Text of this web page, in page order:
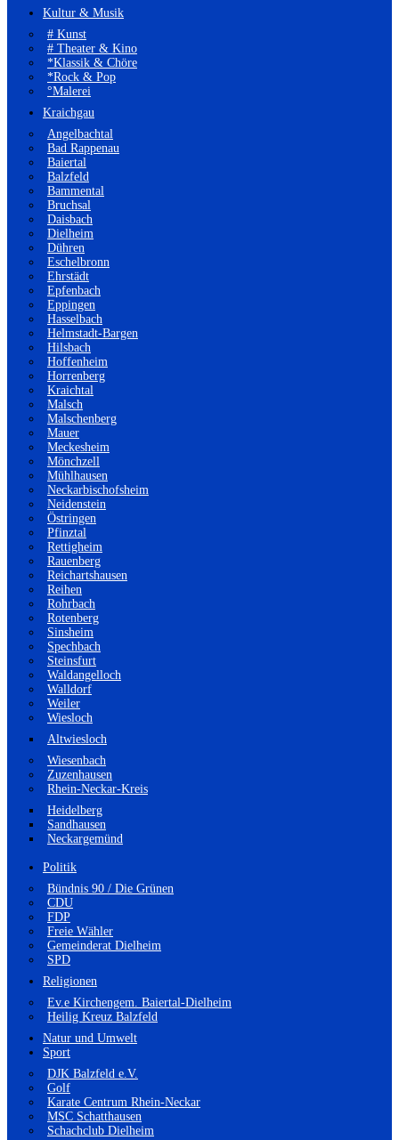
Kultur & Musik
# Kunst
# Theater & Kino
*Klassik & Chöre
*Rock & Pop
°Malerei
Kraichgau
Angelbachtal
Bad Rappenau
Baiertal
Balzfeld
Bammental
Bruchsal
Daisbach
Dielheim
Dühren
Eschelbronn
Ehrstädt
Epfenbach
Eppingen
Hasselbach
Helmstadt-Bargen
Hilsbach
Hoffenheim
Horrenberg
Kraichtal
Malsch
Malschenberg
Mauer
Meckesheim
Mönchzell
Mühlhausen
Neckarbischofsheim
Neidenstein
Östringen
Pfinztal
Rettigheim
Rauenberg
Reichartshausen
Reihen
Rohrbach
Rotenberg
Sinsheim
Spechbach
Steinsfurt
Waldangelloch
Walldorf
Weiler
Wiesloch
Altwiesloch
Wiesenbach
Zuzenhausen
Rhein-Neckar-Kreis
Heidelberg
Sandhausen
Neckargemünd
Politik
Bündnis 90 / Die Grünen
CDU
FDP
Freie Wähler
Gemeinderat Dielheim
SPD
Religionen
Ev.e Kirchengem. Baiertal-Dielheim
Heilig Kreuz Balzfeld
Natur und Umwelt
Sport
DJK Balzfeld e.V.
Golf
Karate Centrum Rhein-Neckar
MSC Schatthausen
Schachclub Dielheim